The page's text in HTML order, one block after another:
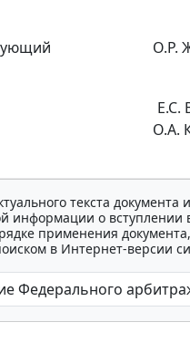
О.Р.
Е.С.
О.А.
текста документа и
информации о вступлении
применения документа,
в Интернет-версии